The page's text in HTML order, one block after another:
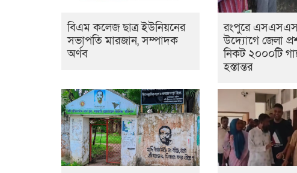
বিএম কলেজ ছাত্র ইউনিয়নের
সভাপতি মারজান, সম্পাদক
অর্ণব
রংপুরে
উদ্যোগে জেলা
নিকট ২০০০টি
হস্তান্তর